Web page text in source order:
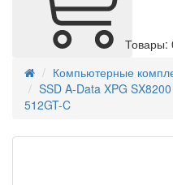
Товары:
Компьютерные
SSD A-Data XPG
512GT-C